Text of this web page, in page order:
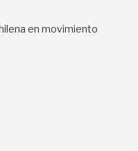
en movimiento